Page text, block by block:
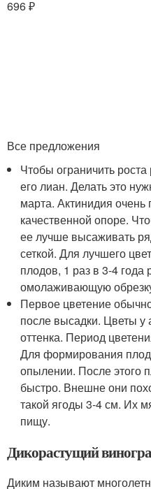
696 ₽
Все предложения
Чтобы ограничить
его лиан. Делать это
марта. Актинидия очень
качественной опоре.
ее лучше высаживать
сеткой. Для лучшего
плодов, 1 раз в 3-4 года
омолаживающую
Первое цветение
после высадки. Цветы у
оттенка. Период
Для формирования
опылении. После этого
быстро. Внешне они
такой ягоды 3-4 см. Их
пищу.
Дикорастущий
Диким называют